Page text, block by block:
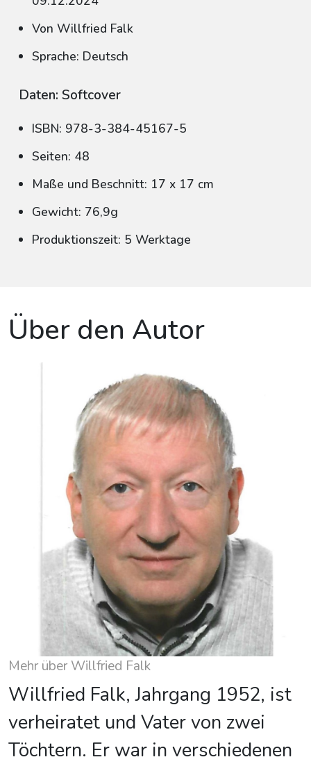
Von Willfried Falk
Sprache: Deutsch
Daten: Softcover
ISBN: 978-3-384-45167-5
Seiten: 48
Maße und Beschnitt: 17 x 17 cm
Gewicht: 76,9g
Produktionszeit: 5 Werktage
Über den Autor
Mehr über Willfried Falk
Willfried Falk, Jahrgang 1952, ist
verheiratet und Vater von zwei
Töchtern. Er war in verschiedenen